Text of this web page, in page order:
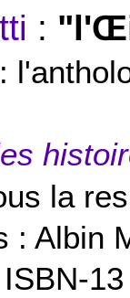
:
la
: Albin
ISBN-